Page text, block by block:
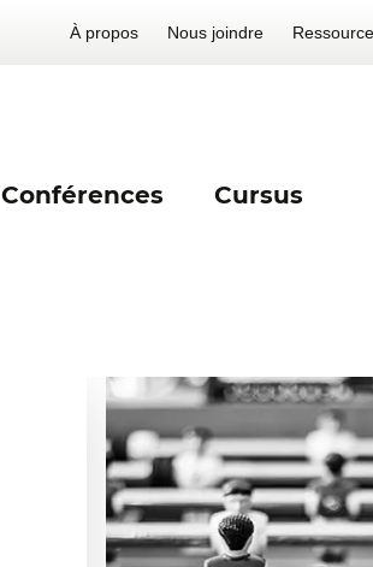
À propos Nous joindre
Conférences Cursus